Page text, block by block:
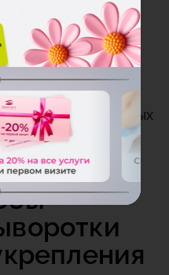
же соблазниться
есть риск
волоскам. В
для
самых эффективных